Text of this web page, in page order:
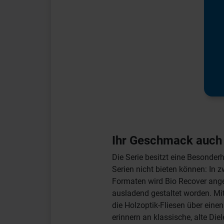
Ihr Geschmack
Die Serie besitzt eine
Serien nicht bieten können: In
Formaten wird Bio Recover
ausladend gestaltet worden.
die Holzoptik-Fliesen über
erinnern an klassische, alte